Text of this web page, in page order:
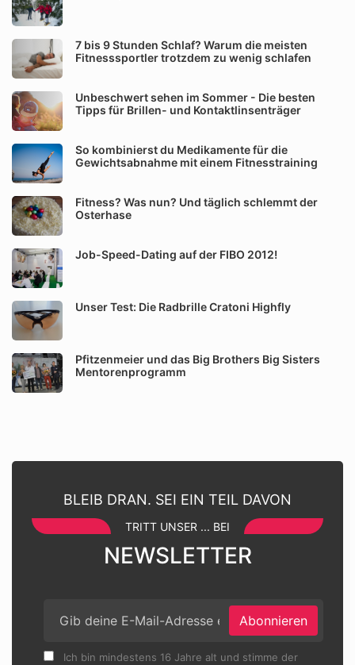
7 bis 9 Stunden Schlaf? Warum die meisten
Fitnesssportler trotzdem zu wenig schlafen
Unbeschwert sehen im Sommer - Die besten
Tipps für Brillen- und Kontaktlinsenträger
So kombinierst du Medikamente für die
Gewichtsabnahme mit einem Fitnesstraining
Fitness? Was nun? Und täglich schlemmt der
Osterhase
Job-Speed-Dating auf der FIBO 2012!
Unser Test: Die Radbrille Cratoni Highfly
Pfitzenmeier und das Big Brothers Big Sisters
Mentorenprogramm
BLEIB DRAN. SEI EIN TEIL DAVON
TRITT UNSER ... BEI
NEWSLETTER
Abonnieren
Ich bin mindestens 16 Jahre alt und stimme der